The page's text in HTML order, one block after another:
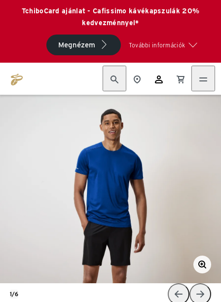
TchiboCard ajánlat - Cafissimo kávékapszulák 20%
kedvezménnyel*
Megnézem További információk
1/6